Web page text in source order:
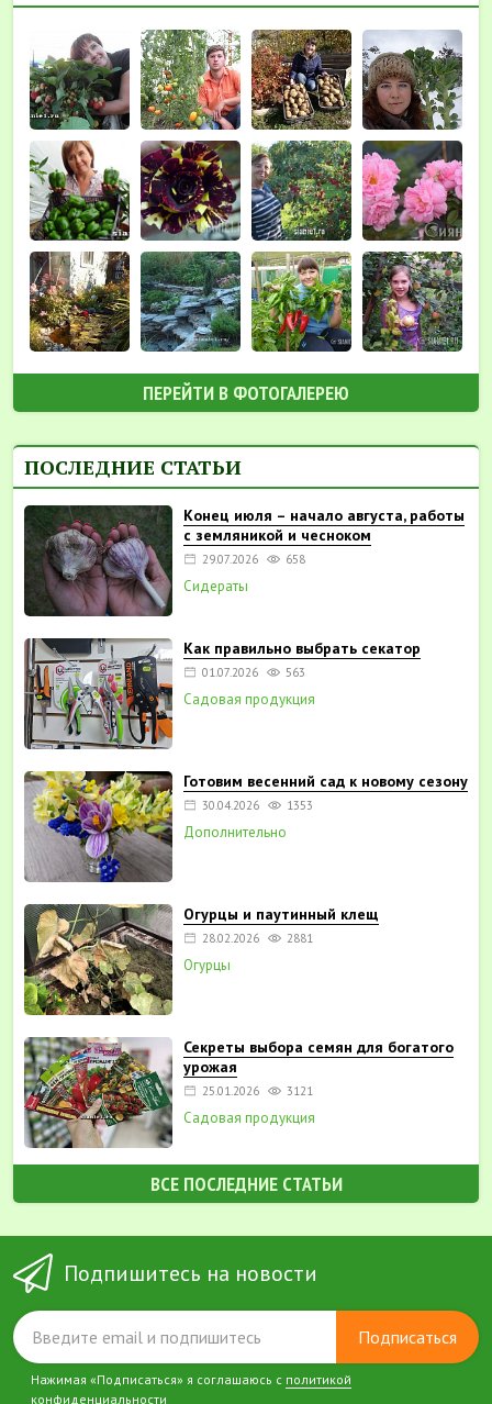
ПЕРЕЙТИ В ФОТОГАЛЕРЕЮ
ПОСЛЕДНИЕ СТАТЬИ
Конец июля – начало августа, работы
с земляникой и чесноком
29.07.2026 658
Сидераты
Как правильно выбрать секатор
01.07.2026 563
Садовая продукция
Готовим весенний сад к новому сезону
30.04.2026 1353
Дополнительно
Огурцы и паутинный клещ
28.02.2026 2881
Огурцы
Секреты выбора семян для богатого
урожая
25.01.2026 3121
Садовая продукция
ВСЕ ПОСЛЕДНИЕ СТАТЬИ
Подпишитесь на новости
Подписаться
Нажимая «Подписаться» я соглашаюсь с политикой
конфиденциальности